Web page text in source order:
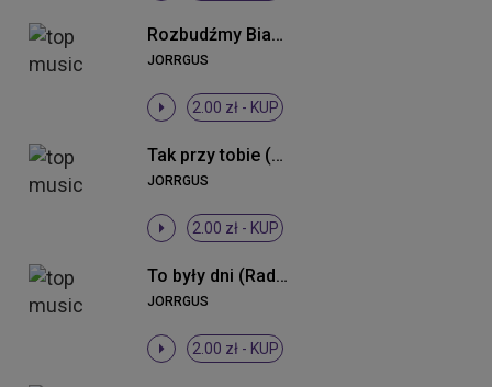
Rozbudźmy Białystok (Radio Edit)
JORRGUS
2.00 zł - KUP
Tak przy tobie (Radio Edit)
JORRGUS
2.00 zł - KUP
To były dni (Radio Edit)
JORRGUS
2.00 zł - KUP